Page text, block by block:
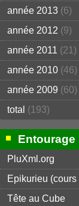
année 2013 (6)
année 2012 (9)
année 2011 (21)
année 2010 (46)
année 2009 (60)
total (193)
Entourage
PluXml.org
Epikurieu
Tête au Cube